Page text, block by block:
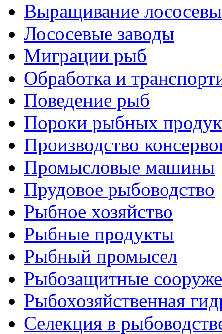
Выращивание
Лососевые заводы
Миграции рыб
Обработка и
Поведение рыб
Пороки рыбных
Производство
Промысловые машины
Прудовое рыбоводство
Рыбное хозяйство
Рыбные продукты
Рыбный промысел
Рыбозащитные
Рыбохозяйственная
Селекция в